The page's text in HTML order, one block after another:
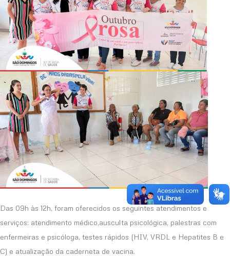
Das 09h às 12h, foram oferecidos os seguintes atendimentos e
serviços: atendimento médico,ausculta psicológica, palestras com
enfermeiras e psicóloga, testes rápidos (HIV, VRDL e Hepatites B e
C) e atualização da caderneta de vacina.